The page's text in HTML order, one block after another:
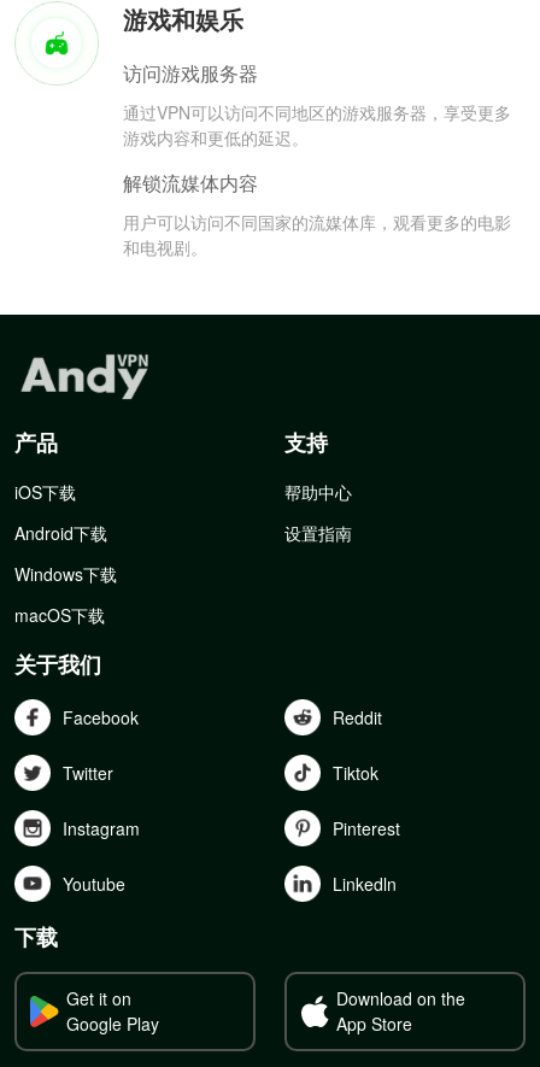
游戏和娱乐
访问游戏服务器
通过VPN可以访问不同地区的游戏服务器，享受更多
游戏内容和更低的延迟。
解锁流媒体内容
用户可以访问不同国家的流媒体库，观看更多的电影
和电视剧。
产品
iOS下载
Android下载
Windows下载
macOS下载
支持
帮助中心
设置指南
关于我们
Facebook Reddit
Twitter Tiktok
Instagram Pinterest
Youtube Linkedln
下载
Get it on
Google Play
Download on the
App Store